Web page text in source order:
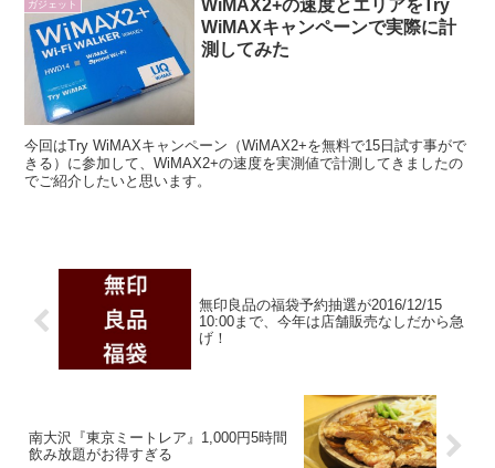
ガジェット
WiMAX2+の速度とエリアをTry
WiMAXキャンペーンで実際に計
測してみた
今回はTry WiMAXキャンペーン（WiMAX2+を無料で15日試す事がで
きる）に参加して、WiMAX2+の速度を実測値で計測してきましたの
でご紹介したいと思います。
無印良品の福袋予約抽選が2016/12/15
10:00まで、今年は店舗販売なしだから急
げ！
南大沢『東京ミートレア』1,000円5時間
飲み放題がお得すぎる